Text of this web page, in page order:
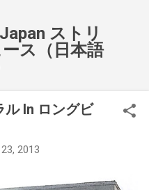
ストリ
ス（日本語
ル In ロングビ
2013